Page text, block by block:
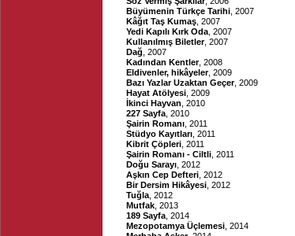
Büyümenin Türkçe Tarihi , 2007
Kâğıt Taş Kumaş , 2007
Yedi Kapılı Kırk Oda , 2007
Kullanılmış Biletler, 2007
Dağ , 2007
Kadından Kentler, 2008
Eldivenler, hikâyeler, 2009
Bazı Yazlar Uzaktan Geçer, 2009
Hayat Atölyesi , 2009
İkinci Hayvan , 2010
227 Sayfa , 2010
Şairin Romanı , 2011
Stüdyo Kayıtları , 2011
Kibrit Çöpleri , 2011
Şairin Romanı - Ciltli , 2011
Doğu Sarayı , 2012
Aşkın Cep Defteri , 2012
Bir Dersim Hikâyesi , 2012
Tuğla , 2012
Mutfak , 2013
189 Sayfa , 2014
Mezopotamya Üçlemesi , 2014